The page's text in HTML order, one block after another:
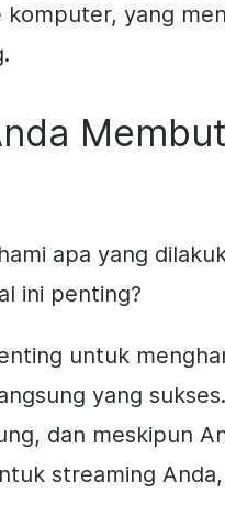
yang
apa yang
ini penting?
untuk
yang
dan meskipun
streaming